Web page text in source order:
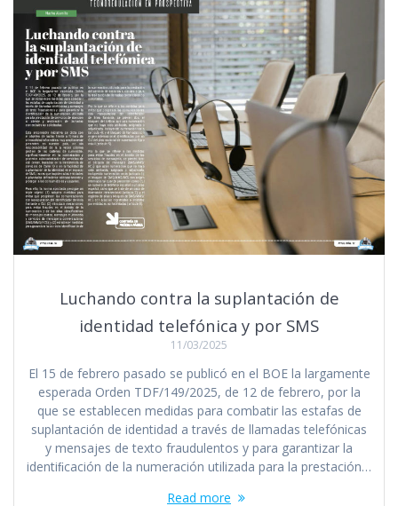
Luchando contra la suplantación de
identidad telefónica y por SMS
11/03/2025
El 15 de febrero pasado se publicó en el BOE la largamente
esperada Orden TDF/149/2025, de 12 de febrero, por la
que se establecen medidas para combatir las estafas de
suplantación de identidad a través de llamadas telefónicas
y mensajes de texto fraudulentos y para garantizar la
identiﬁcación de la numeración utilizada para la prestación…
Read more